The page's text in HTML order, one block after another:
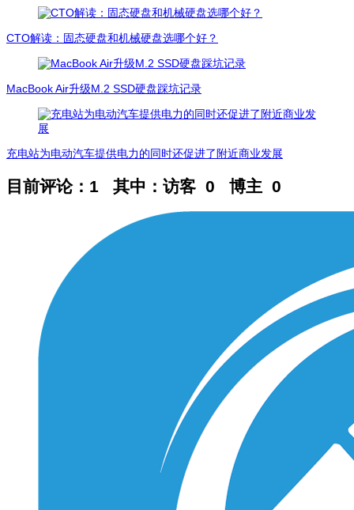
CTO解读：固态硬盘和机械硬盘选哪个好？
MacBook Air升级M.2 SSD硬盘踩坑记录
充电站为电动汽车提供电力的同时还促进了附近商业发展
目前评论：1 其中：访客 0 博主 0